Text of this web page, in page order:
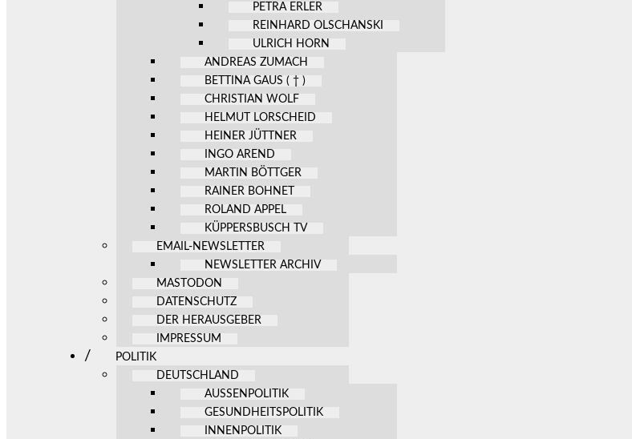
PETRA ERLER
REINHARD OLSCHANSKI
ULRICH HORN
ANDREAS ZUMACH
BETTINA GAUS ( † )
CHRISTIAN WOLF
HELMUT LORSCHEID
HEINER JÜTTNER
INGO AREND
MARTIN BÖTTGER
RAINER BOHNET
ROLAND APPEL
KÜPPERSBUSCH TV
EMAIL-NEWSLETTER
NEWSLETTER ARCHIV
MASTODON
DATENSCHUTZ
DER HERAUSGEBER
IMPRESSUM
POLITIK
DEUTSCHLAND
AUSSENPOLITIK
GESUNDHEITSPOLITIK
INNENPOLITIK